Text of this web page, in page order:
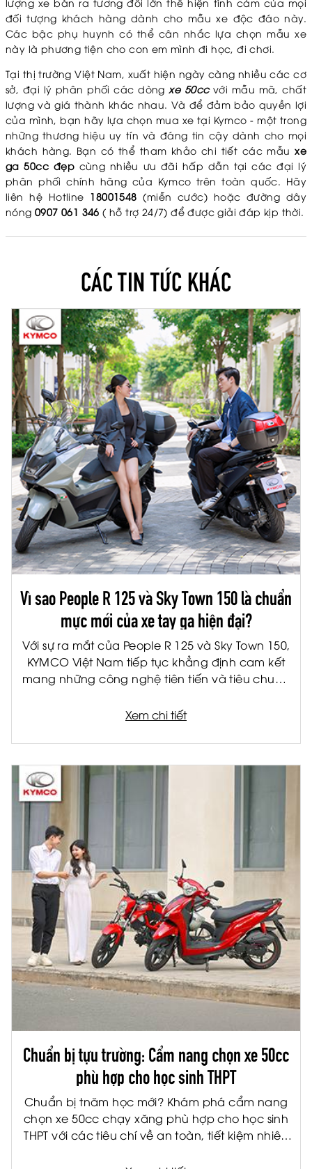
đối tượng khách hàng dành cho mẫu xe độc đáo này.
Các bậc phụ huynh có thể cân nhắc lựa chọn mẫu xe
này là phương tiện cho con em mình đi học, đi chơi.
Tại thị trường Việt Nam, xuất hiện ngày càng nhiều các cơ
sở, đại lý phân phối các dòng xe 50cc với mẫu mã, chất
lượng và giá thành khác nhau. Và để đảm bảo quyền lợi
của mình, bạn hãy lựa chọn mua xe tại Kymco - một trong
những thương hiệu uy tín và đáng tin cậy dành cho mọi
khách hàng. Bạn có thể tham khảo chi tiết các mẫuxe
ga 50cc đẹpcùng nhiều ưu đãi hấp dẫn tại các đại lý
phân phối chính hãng của Kymco trên toàn quốc. Hãy
liên hệ Hotline 18001548 (miễn cước) hoặc đường dây
nóng 0907 061 346 ( hỗ trợ 24/7) để được giải đáp kịp thời.
CÁC TIN TỨC KHÁC
Vì sao People R 125 và Sky Town 150 là chuẩn
mực mới của xe tay ga hiện đại?
Với sự ra mắt của People R 125 và Sky Town 150,
KYMCO Việt Nam tiếp tục khẳng định cam kết
mang những công nghệ tiên tiến và tiêu chuẩn
Được phát triển trên nền tảng sản phẩm châu
ứng nhu cầu di chuyển hàng ngày mà còn mở
ra một chuẩn mực mới về trải nghiệm lái xe hiện
Xem chi tiết
Chuẩn bị tựu trường: Cẩm nang chọn xe 50cc
phù hợp cho học sinh THPT
Chuẩn bị tnăm học mới? Khám phá cẩm nang
chọn xe 50cc chạy xăng phù hợp cho học sinh
THPT với các tiêu chí về an toàn, tiết kiệm nhiên